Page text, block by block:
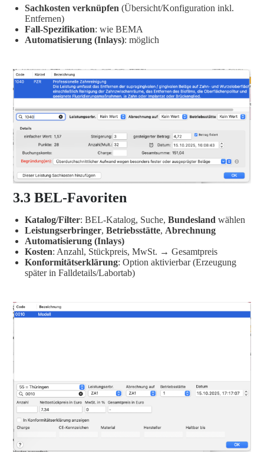
Sachkosten verknüpfen (Übersicht/Konfiguration inkl.
Entfernen)
Fall-Spezifikation: wie BEMA
Automatisierung (Inlays): möglich
3.3 BEL-Favoriten
Katalog/Filter: BEL-Katalog, Suche, Bundesland wählen
Leistungserbringer, Betriebsstätte, Abrechnung
Automatisierung (Inlays)
Kosten: Anzahl, Stückpreis, MwSt. → Gesamtpreis
Konformitätserklärung: Option aktivierbar (Erzeugung
später in Falldetails/Labortab)